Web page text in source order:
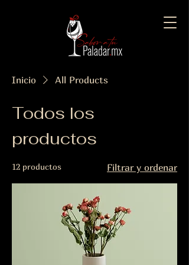
Inicio All Products
Todos los
productos
12 productos Filtrar y ordenar